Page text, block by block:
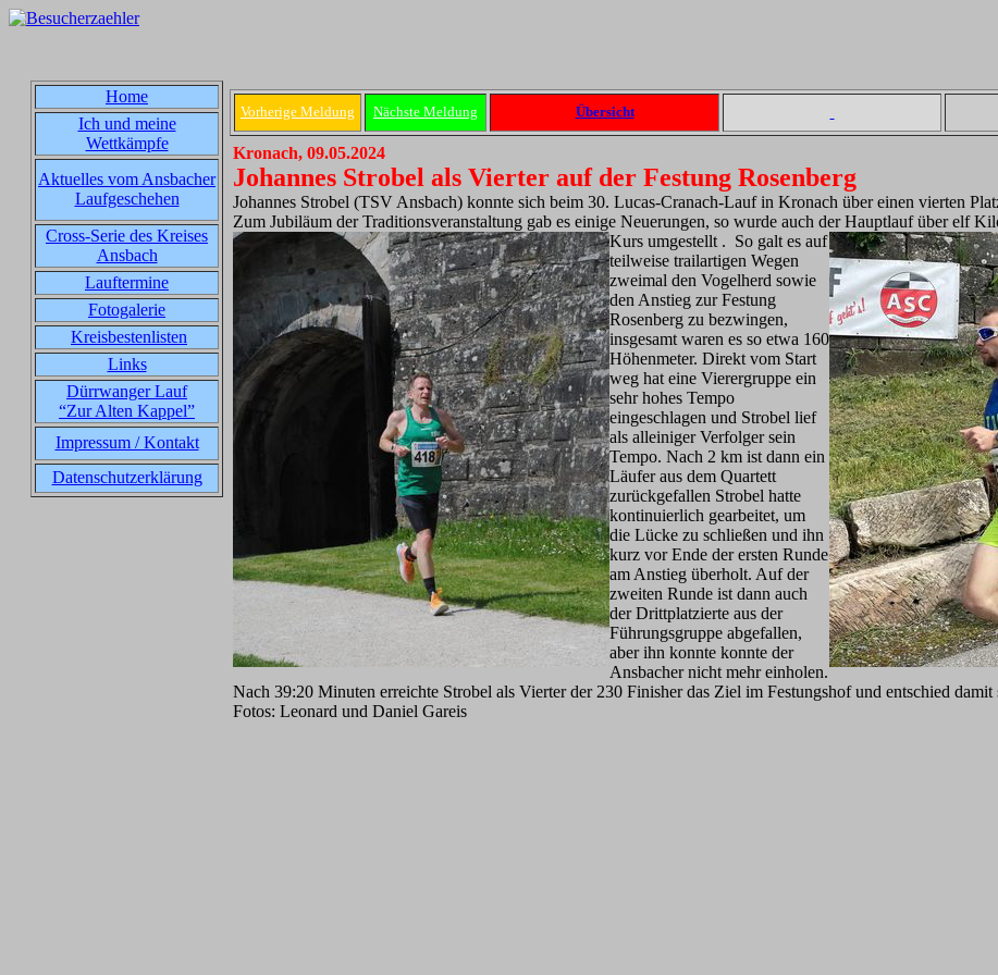
Home
Ich und meine
Wettkämpfe
Aktuelles vom Ansbacher
Laufgeschehen
Cross-Serie des Kreises
Ansbach
Lauftermine
Fotogalerie
Kreisbestenlisten
Links
Dürrwanger Lauf
“Zur Alten Kappel”
Impressum / Kontakt
Datenschutzerklärung
Vorherige Meldung Nächste Meldung Übersicht
Kronach, 09.05.2024
Johannes Strobel als Vierter auf der Festung Rosenberg
Johannes Strobel (TSV Ansbach) konnte sich beim 30. Lucas-Cranach-Lauf in Kronach über einen vierten
Zum Jubiläum der Traditionsveranstaltung gab es einige Neuerungen, so wurde auch der Hauptlauf über elf
Kurs umgestellt . So galt es auf
teilweise trailartigen Wegen
zweimal den Vogelherd sowie
den Anstieg zur Festung
Rosenberg zu bezwingen,
insgesamt waren es so etwa 160
Höhenmeter. Direkt vom Start
weg hat eine Vierergruppe ein
sehr hohes Tempo
eingeschlagen und Strobel lief
als alleiniger Verfolger sein
Tempo. Nach 2 km ist dann ein
Läufer aus dem Quartett
zurückgefallen Strobel hatte
kontinuierlich gearbeitet, um
die Lücke zu schließen und ihn
kurz vor Ende der ersten Runde
am Anstieg überholt. Auf der
zweiten Runde ist dann auch
der Drittplatzierte aus der
Führungsgruppe abgefallen,
aber ihn konnte konnte der
Ansbacher nicht mehr einholen.
Nach 39:20 Minuten erreichte Strobel als Vierter der 230 Finisher das Ziel im Festungshof und entschied
Fotos: Leonard und Daniel Gareis